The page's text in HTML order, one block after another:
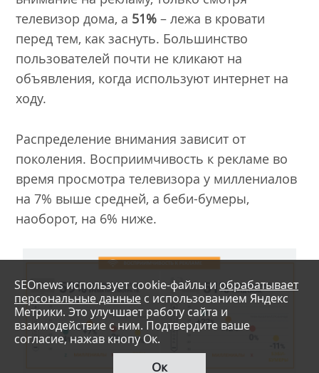
телевизор дома, а 51% – лежа в кровати
перед тем, как заснуть. Большинство
пользователей почти не кликают на
объявления, когда используют интернет на
ходу.
Распределение внимания зависит от
поколения. Восприимчивость к рекламе во
время просмотра телевизора у миллениалов
на 7% выше средней, а беби-бумеры,
наоборот, на 6% ниже.
SEOnews использует cookie-файлы и обрабатывает
персональные данные с использованием Яндекс
Метрики. Это улучшает работу сайта и
взаимодействие с ним. Подтвердите ваше
согласие, нажав кнопу Ок.
Ок